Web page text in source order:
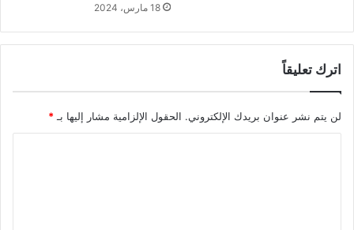
18 مارس، 2024
اترك تعليقاً
لن يتم نشر عنوان بريدك الإلكتروني. الحقول الإلزامية مشار إليها بـ *